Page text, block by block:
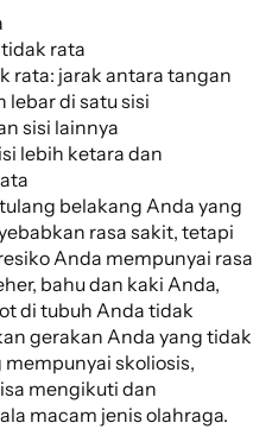
rata
rata: jarak antara tangan
lebar di satu sisi
sisi lainnya
lebih ketara dan
belakang Anda yang
rasa sakit, tetapi
Anda mempunyai rasa
bahu dan kaki Anda,
di tubuh Anda tidak
gerakan Anda yang tidak
skoliosis,
mengikuti dan
macam jenis olahraga.